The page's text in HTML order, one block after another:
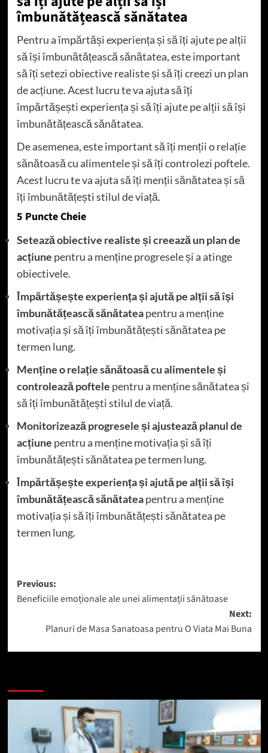
îmbunătățească sănătatea
Pentru a împărtăși experiența și să îți ajute pe alții
să își îmbunătățească sănătatea, este important
să îți setezi obiective realiste și să îți creezi un plan
de acțiune. Acest lucru te va ajuta să îți
împărtășești experiența și să îți ajute pe alții să își
îmbunătățească sănătatea.
De asemenea, este important să îți menții o relație
sănătoasă cu alimentele și să îți controlezi poftele.
Acest lucru te va ajuta să îți menții sănătatea și să
îți îmbunătățești stilul de viață.
5 Puncte Cheie
Setează obiective realiste și creează un plan de
acțiune pentru a menține progresele și a atinge
obiectivele.
Împărtășește experiența și ajută pe alții să își
îmbunătățească sănătateapentru a menține
motivația și să îți îmbunătățești sănătatea pe
termen lung.
Menține o relație sănătoasă cu alimentele și
controlează poftele pentru a menține sănătatea și
să îți îmbunătățești stilul de viață.
Monitorizează progresele și ajustează planul de
acțiune pentru a menține motivația și să îți
îmbunătățești sănătatea pe termen lung.
Împărtășește experiența și ajută pe alții să își
îmbunătățească sănătateapentru a menține
motivația și să îți îmbunătățești sănătatea pe
termen lung.
Post
navigation
Previous:
Beneficiile emoționale ale unei alimentații sănătoase
Next:
Planuri de Masa Sanatoasa pentru O Viata Mai Buna